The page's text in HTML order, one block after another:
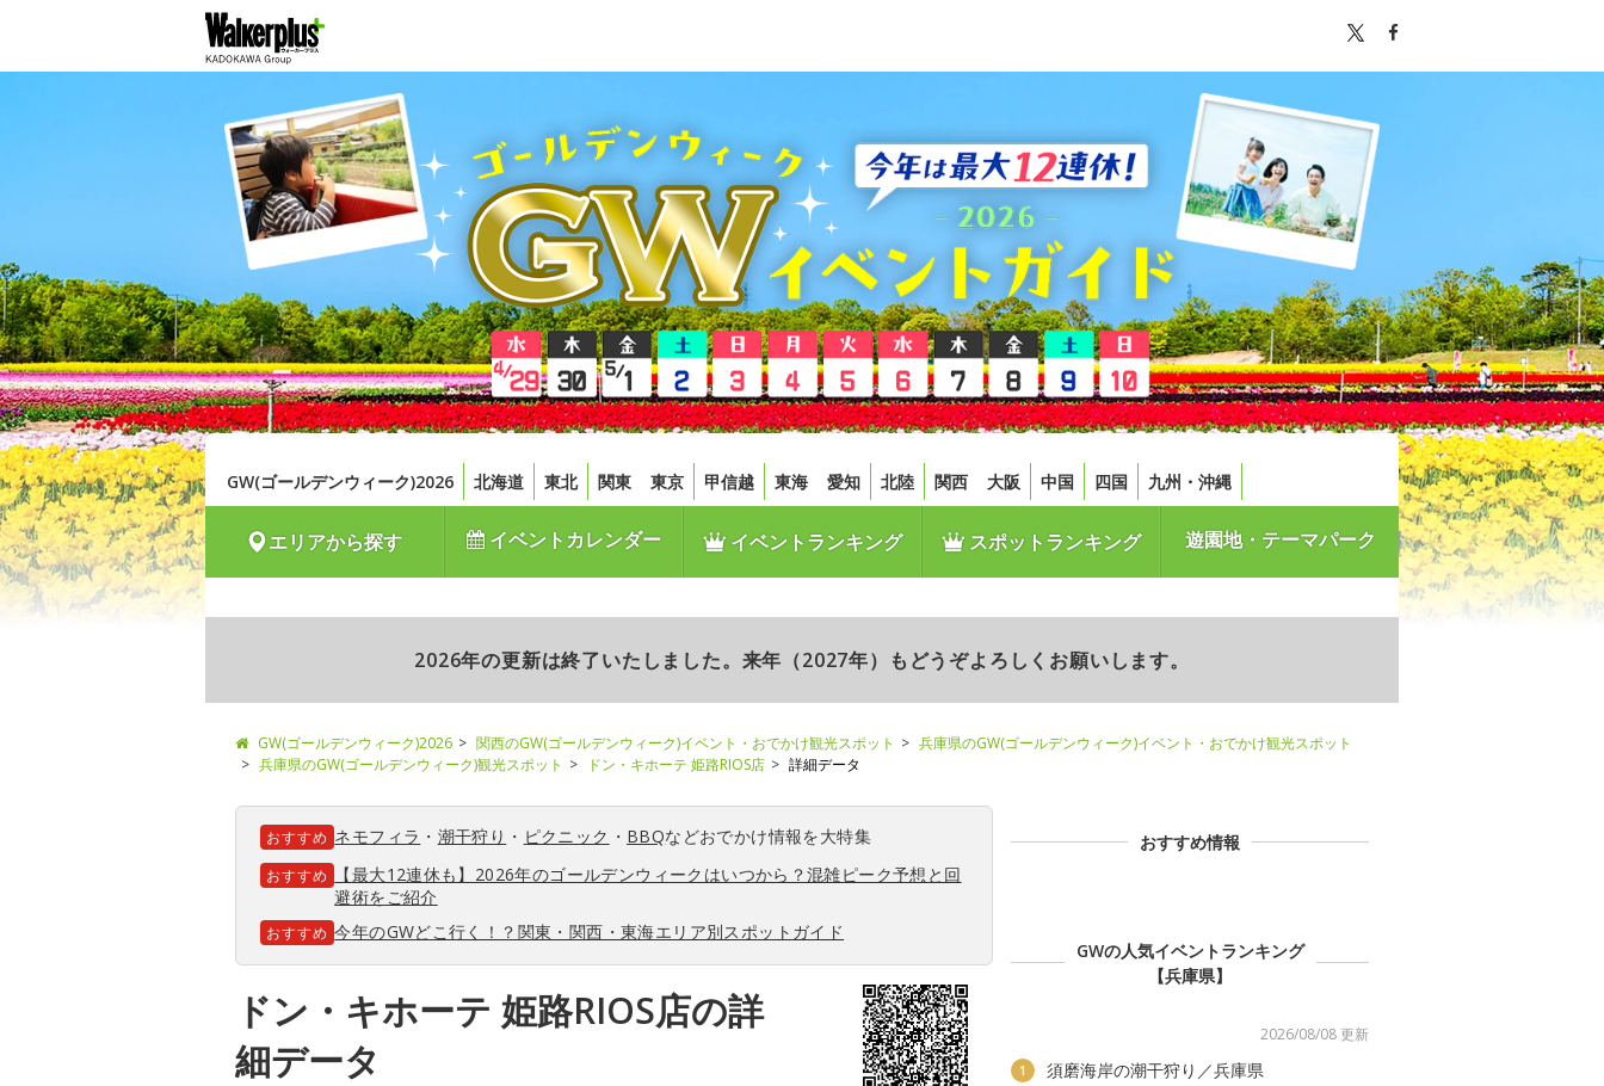
GW(ゴールデンウィーク)2026 北海道 東北 関東 東京 甲信越 東海 愛知 北陸 関西 大阪 中国 四国 九州・沖縄
エリアから探す イベントカレンダー イベントランキング スポットランキング 遊園地・テーマパーク
2026年の更新は終了いたしました。来年（2027年）もどうぞよろしくお願いします。
GW(ゴールデンウィーク)2026 関西のGW(ゴールデンウィーク)イベント・おでかけ観光スポット
兵庫県のGW(ゴールデンウィーク)イベント・おでかけ観光スポット
兵庫県のGW(ゴールデンウィーク)観光スポット
ドン・キホーテ 姫路RIOS店 詳細データ
おすすめ ネモフィラ ・ 潮干狩り ・ ピクニック ・ BBQなどおでかけ情報を大特集
おすすめ
【最大12連休も】2026年のゴールデンウィークはいつから？混雑ピーク予想と回
避術をご紹介
おすすめ 今年のGWどこ行く！？関東・関西・東海エリア別スポットガイド
ドン・キホーテ 姫路RIOS店の詳
細データ
おすすめ情報
GWの人気イベントランキング
【兵庫県】
2026/08/08 更新
1 須磨海岸の潮干狩り／兵庫県